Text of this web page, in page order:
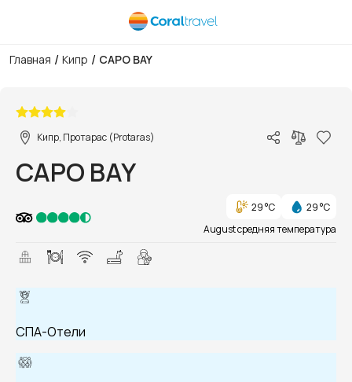
Главная / Кипр / CAPO BAY
Кипр, Протарас (Protaras)
CAPO BAY
29 °C
29 °C
August средняя температура
СПА-Отели